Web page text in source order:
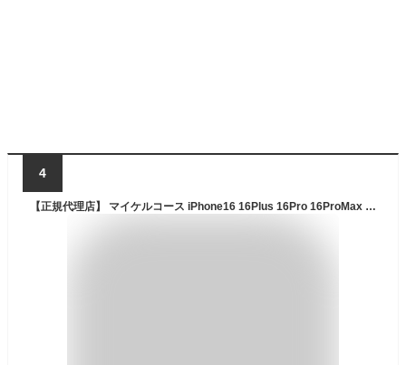
4
【正規代理店】 マイケルコース iPhone16 16Plus 16Pro 16ProMax ケース 手帳 手帳型 magsafe対応 スマホケース MICHAEL KORS - Folio Case Stripe with Tassel Charm ブランド タッセル チャーム おしゃれ かわいい 高級感 上品 女性 レディース カバー アイフォン 大人